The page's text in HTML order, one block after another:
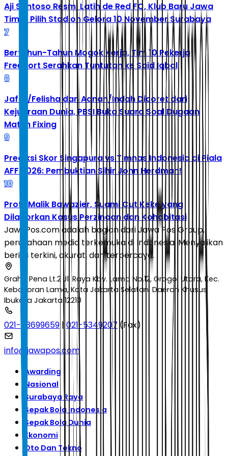
Aji Santoso Resmi Latih de Red FC, Klub Baru Jawa
Timur Pilih Stadion Gelora 10 November Surabaya
7
Bertahun-Tahun Mogok Kerja, Tim 10 Pekerja
Freeport Serahkan Tuntutan ke Said Iqbal
8
Jafar/Felisha dan Adnan/Indah Dicoret dari
Kejuaraan Dunia, PBSI Buka Suara Soal Dugaan
Match Fixing
9
Prediksi Skor Singapura vs Timnas Indonesia di Piala
AFF 2026: Pembuktian Sihir John Herdman!
10
Profil Malik Bawazier, Suami Cut Keke yang
Dilaporkan Kasus Perzinaan dan Kohabitasi
JawaPos.com adalah bagian dari Jawa Pos Group,
perusahaan media terkemuka di Indonesia. Menyajikan
berita terkini, akurat, dan terpercaya.
Graha Pena Lt.2 Jl. Raya Kby. Lama No.12, Grogol Utara, Kec.
Kebayoran Lama, Kota Jakarta Selatan, Daerah Khusus
Ibukota Jakarta 12210
021-53699659 | 021-5349207 (Fax)
info@jawapos.com
Awarding
Nasional
Surabaya Raya
Sepak Bola Indonesia
Sepak Bola Dunia
Ekonomi
Oto Dan Tekno